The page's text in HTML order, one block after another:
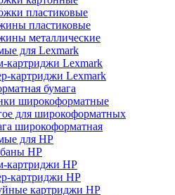
пластиковые
пластиковые
металлические
для Lexmark
картриджи Lexmark
картриджи Lexmark
бумага
широкоформатные
для широкоформатных
широкоформатная
для HP
HP
картриджи HP
картриджи HP
картриджи HP